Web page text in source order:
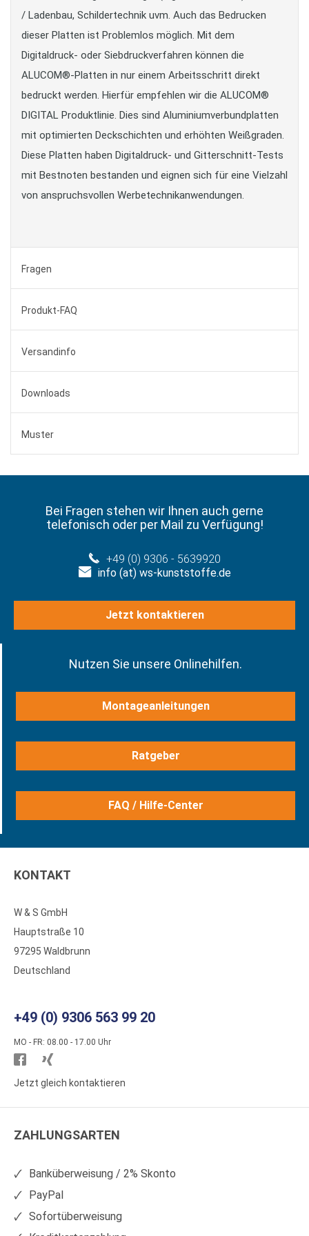
/ Ladenbau, Schildertechnik uvm. Auch das Bedrucken
dieser Platten ist Problemlos möglich. Mit dem
Digitaldruck- oder Siebdruckverfahren können die
ALUCOM®-Platten in nur einem Arbeitsschritt direkt
bedruckt werden. Hierfür empfehlen wir die ALUCOM®
DIGITAL Produktlinie. Dies sind Aluminiumverbundplatten
mit optimierten Deckschichten und erhöhten Weißgraden.
Diese Platten haben Digitaldruck- und Gitterschnitt-Tests
mit Bestnoten bestanden und eignen sich für eine Vielzahl
von anspruchsvollen Werbetechnikanwendungen.
Fragen
Produkt-FAQ
Versandinfo
Downloads
Muster
Bei Fragen stehen wir Ihnen auch gerne
telefonisch oder per Mail zu Verfügung!
+49 (0) 9306 - 5639920
info (at) ws-kunststoffe.de
Jetzt kontaktieren
Nutzen Sie unsere Onlinehilfen.
Montageanleitungen
Ratgeber
FAQ / Hilfe-Center
KONTAKT
W & S GmbH
Hauptstraße 10
97295 Waldbrunn
Deutschland
+49 (0) 9306 563 99 20
MO - FR: 08.00 - 17.00 Uhr
Besuchen
Sie
auf
Sie
auf
Jetzt gleich kontaktieren
ZAHLUNGSARTEN
Banküberweisung / 2% Skonto
PayPal
Sofortüberweisung